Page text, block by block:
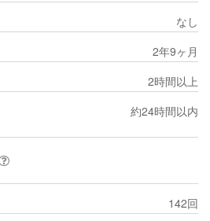
なし
2年9ヶ月
2時間以上
約24時間以内
142回